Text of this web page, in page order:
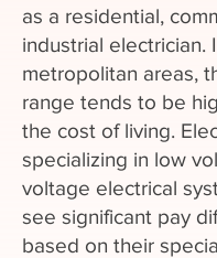
as a residential,
industrial electrician.
metropolitan areas,
range tends to be
the cost of living.
specializing in low
voltage electrical
see significant pay
based on their